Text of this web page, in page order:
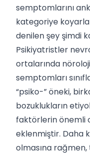
semptomlarını
kategoriye
denilen şey şimdi
Psikiyatristler
ortalarında
semptomları
“psiko-” öneki,
bozuklukların
faktörlerin önemli
eklenmiştir. Daha
olmasına